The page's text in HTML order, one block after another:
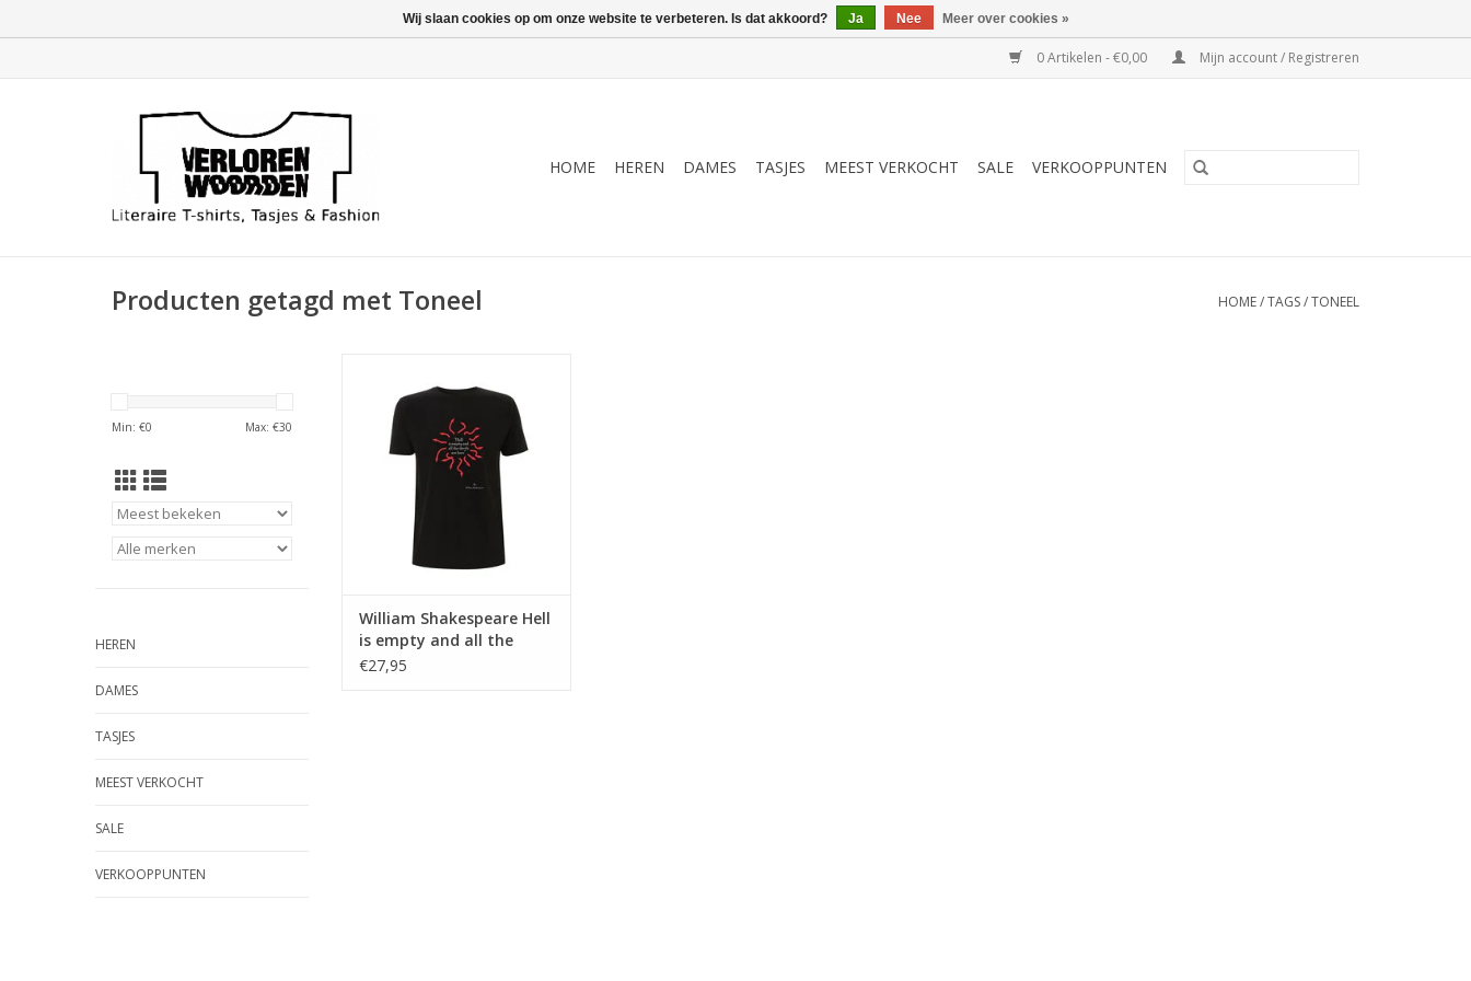
0 Artikelen - €0,00 Mijn account / Registreren
HOME HEREN DAMES TASJES MEEST VERKOCHT SALE VERKOOPPUNTEN
Producten getagd met Toneel HOME/TAGS/TONEEL
Min: €0 Max: €30
HEREN
DAMES
TASJES
MEEST VERKOCHT
SALE
VERKOOPPUNTEN
Shakespeare in moderne
vormgeving door Desmo Design.
TOEVOEGEN AAN WINKELWAGEN
William Shakespeare Hell
is empty and all the
devils are here ♂
€27,95
Wij slaan cookies op om onze website te verbeteren. Is dat akkoord? Ja Nee Meer over cookies »